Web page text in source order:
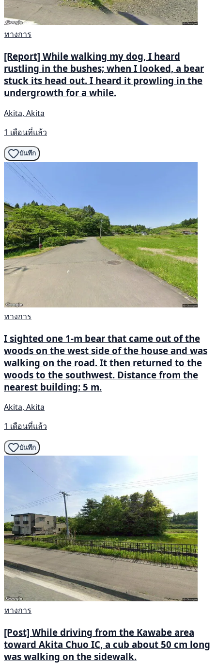
ทางการ
[Report] While walking my dog, I heard
rustling in the bushes; when I looked, a bear
stuck its head out. I heard it prowling in the
undergrowth for a while.
Akita, Akita
1 เดือนที่แล้ว
บันทึก
ทางการ
I sighted one 1‑m bear that came out of the
woods on the west side of the house and was
walking on the road. It then returned to the
woods to the southwest. Distance from the
nearest building: 5 m.
Akita, Akita
1 เดือนที่แล้ว
บันทึก
ทางการ
[Post] While driving from the Kawabe area
toward Akita Chuo IC, a cub about 50 cm long
was walking on the sidewalk.